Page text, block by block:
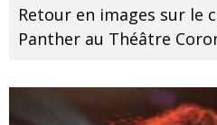
Retour en images sur le
Panther au Théâtre